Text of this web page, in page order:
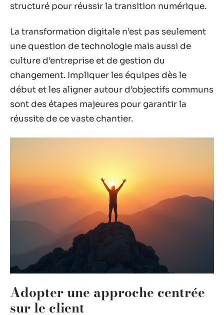
structuré pour réussir la transition numérique.
La transformation digitale n’est pas seulement
une question de technologie mais aussi de
culture d’entreprise et de gestion du
changement. Impliquer les équipes dès le
début et les aligner autour d’objectifs communs
sont des étapes majeures pour garantir la
réussite de ce vaste chantier.
Adopter une approche centrée
sur le client